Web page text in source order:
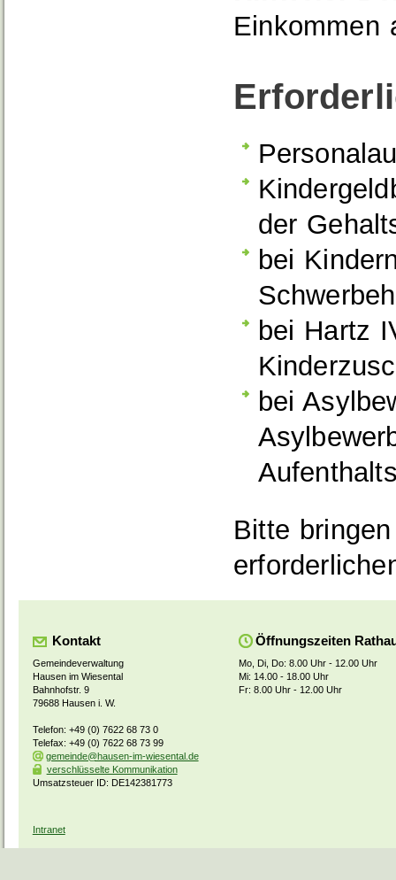
Einkommen
der
bei
bei Hartz
bei
Bitte
Kontakt
Gemeindeverwaltung
Hausen im Wiesental
Bahnhofstr. 9
79688 Hausen i. W.
Telefon: +49 (0) 7622 68 73 0
Telefax: +49 (0) 7622 68 73 99
gemeinde@hausen-im-wiesental.de
verschlüsselte Kommunikation
Umsatzsteuer ID: DE142381773
Öffnungszeiten
Mo, Di, Do: 8.00 Uhr - 12.00 Uhr
Mi: 14.00 - 18.00 Uhr
Fr: 8.00 Uhr - 12.00 Uhr
Intranet